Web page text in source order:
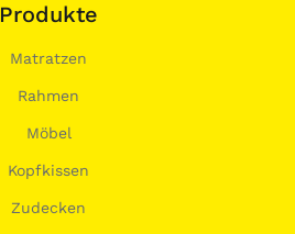
Produkte
Matratzen
Rahmen
Möbel
Kopfkissen
Zudecken